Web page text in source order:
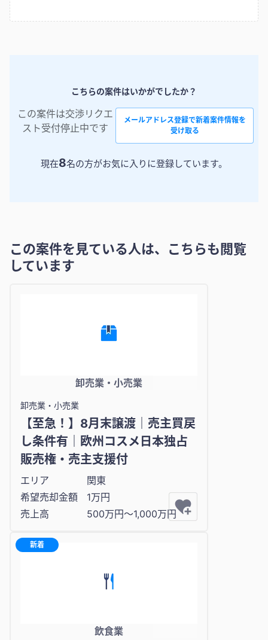
こちらの案件はいかがでしたか？
この案件は交渉リクエ
スト受付停止中です
メールアドレス登録で新着案件情報を
受け取る
現在8名の方がお気に入りに登録しています。
この案件を見ている人は、こちらも閲覧
しています
卸売業・小売業
卸売業・小売業
【至急！】8月末譲渡｜売主買戻
し条件有｜欧州コスメ日本独占
販売権・売主支援付
エリア
関東
希望売却金額
1万円
売上高
500万円〜1,000万円
新着
飲食業